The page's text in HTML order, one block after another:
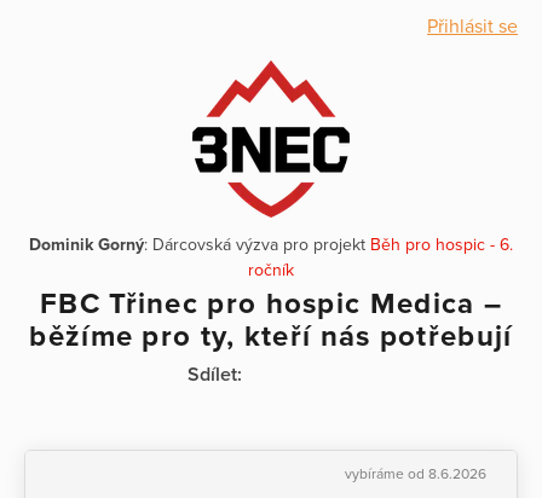
Přihlásit se
Dominik Gorný: Dárcovská výzva pro projekt Běh pro hospic - 6.
ročník
FBC Třinec pro hospic Medica –
běžíme pro ty, kteří nás potřebují
Sdílet:
vybíráme od 8.6.2026